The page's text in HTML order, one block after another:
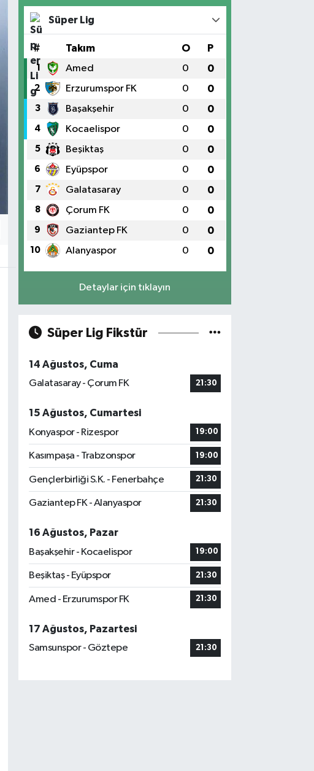
Süper Lig
# Takım O P
1 Amed 0 0
2 Erzurumspor FK 0 0
3 Başakşehir 0 0
4 Kocaelispor 0 0
5 Beşiktaş 0 0
6 Eyüpspor 0 0
7 Galatasaray 0 0
8 Çorum FK 0 0
9 Gaziantep FK 0 0
10 Alanyaspor 0 0
Detaylar için tıklayın
Süper Lig Fikstür
14 Ağustos, Cuma
Galatasaray - Çorum FK
21:30
15 Ağustos, Cumartesi
Konyaspor - Rizespor
19:00
Kasımpaşa - Trabzonspor 19:00
Gençlerbirliği S.K. - Fenerbahçe 21:30
Gaziantep FK - Alanyaspor 21:30
16 Ağustos, Pazar
Başakşehir - Kocaelispor
19:00
Beşiktaş - Eyüpspor 21:30
Amed - Erzurumspor FK 21:30
17 Ağustos, Pazartesi
Samsunspor - Göztepe
21:30